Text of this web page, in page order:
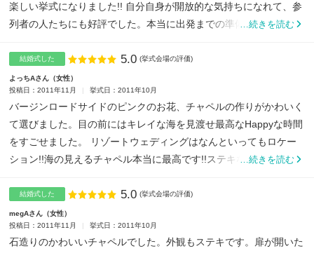
楽しい挙式になりました!! 自分自身が開放的な気持ちになれて、参
列者の人たちにも好評でした。本当に出発までの準備が楽...
…続きを読む
結婚式した 点数
5.0 (挙式会場の評価)
よっちAさん
女性
投稿日：2011年11月
挙式日：2011年10月
バージンロードサイドのピンクのお花、チャペルの作りがかわいく
て選びました。目の前にはキレイな海を見渡せ最高なHappyな時間
をすごせました。 リゾートウェディングはなんといってもロケー
ション!!海の見えるチャペル本当に最高です!!ステキな...…続きを読む
結婚式した 点数
5.0 (挙式会場の評価)
megAさん
女性
投稿日：2011年11月
挙式日：2011年10月
石造りのかわいいチャペルでした。外観もステキです。扉が開いた